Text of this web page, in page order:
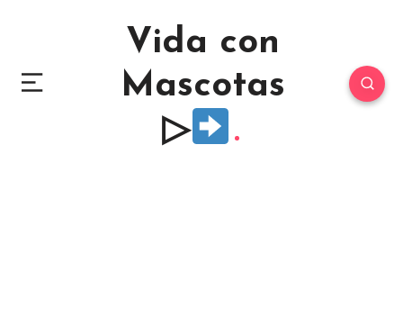
Vida con
Mascotas
▷